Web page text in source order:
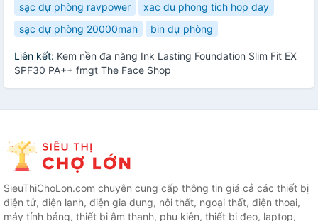
sạc dự phòng ravpower
xac du phong tich hop day
sạc dự phòng 20000mah
bin dự phòng
Liên kết: Kem nền đa năng Ink Lasting Foundation Slim Fit EX
SPF30 PA++ fmgt The Face Shop
SieuThiChoLon.com chuyên cung cấp thông tin giá cả các thiết bị
điện tử, điện lạnh, điện gia dụng, nội thất, ngoại thất, điện thoại,
máy tính bảng, thiết bị âm thanh, phụ kiện, thiết bị đeo, laptop,